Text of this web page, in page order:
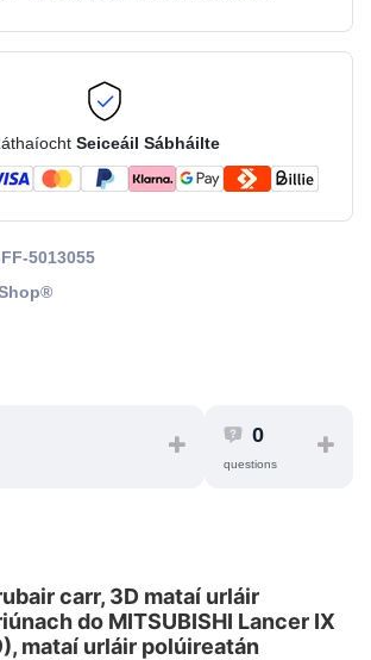
Seiceáil Sábháilte
5013055
0
questions
carr, 3D mataí urláir
do MITSUBISHI Lancer IX
mataí urláir polúireatán